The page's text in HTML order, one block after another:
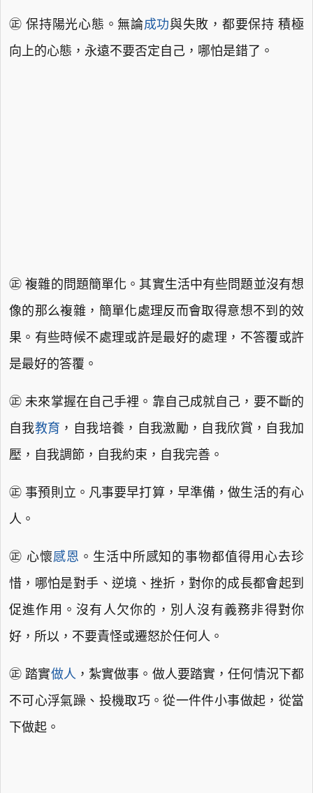
㊣ 保持陽光心態。無論成功與失敗，都要保持 積極
向上的心態，永遠不要否定自己，哪怕是錯了。
㊣ 複雜的問題簡單化。其實生活中有些問題並沒有想
像的那么複雜，簡單化處理反而會取得意想不到的效
果。有些時候不處理或許是最好的處理，不答覆或許
是最好的答覆。
㊣ 未來掌握在自己手裡。靠自己成就自己，要不斷的
自我教育 ，自我培養，自我激勵，自我欣賞，自我加
壓，自我調節，自我約束，自我完善。
㊣ 事預則立。凡事要早打算，早準備，做生活的有心
人。
㊣ 心懷感恩 。生活中所感知的事物都值得用心去珍
惜，哪怕是對手、逆境、挫折，對你的成長都會起到
促進作用。沒有人欠你的，別人沒有義務非得對你
好，所以，不要責怪或遷怒於任何人。
㊣ 踏實做人 ，紮實做事。做人要踏實，任何情況下都
不可心浮氣躁、投機取巧。從一件件小事做起，從當
下做起。